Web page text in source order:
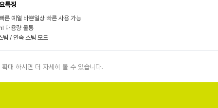
특징
른 예열 바쁜일상 빠른 사용 가능
대용량 물통
팀 / 연속 스팀 모드
대 하시면 더 자세히 볼 수 있습니다.